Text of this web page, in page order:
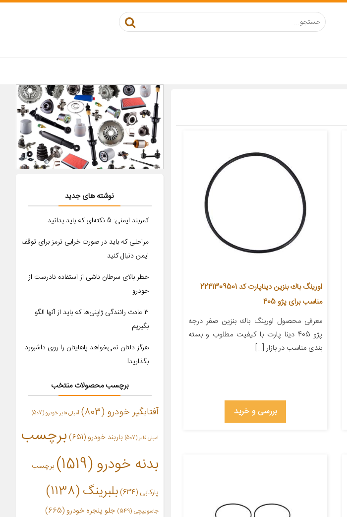
اورينگ باك بنزين دیناپارت کد 2241309501
مناسب برای پژو 405
معرفی محصول اورينگ باك بنزين صفر درجه
پژو 405 دینا پارت با کیفیت مطلوب و بسته
بندی مناسب در بازار […]
بررسی و خرید
نوشته های جدید
کمربند ایمنی: 5 نکته‌ای که باید بدانید
مراحلی که باید در صورت خرابی ترمز برای توقف
ایمن دنبال کنید
خطر بالای سرطان ناشی از استفاده نادرست از
خودرو
۳ عادت رانندگی ژاپنی‌ها که باید از آنها الگو
بگیریم
هرگز دلتان نمی‌خواهد پاهایتان را روی داشبورد
بگذارید!
برچسب محصولات منتخب
آفتابگیر خودرو (803) آمپلی فایر خودرو(507)
امپلی فایر (507) باربند خودرو(651)
برچسب
بدنه خودرو(1519) برچسب
پارکابی (634) بلبرینگ(1138)
جاسوییچی (549) جلو پنجره خودرو (665)